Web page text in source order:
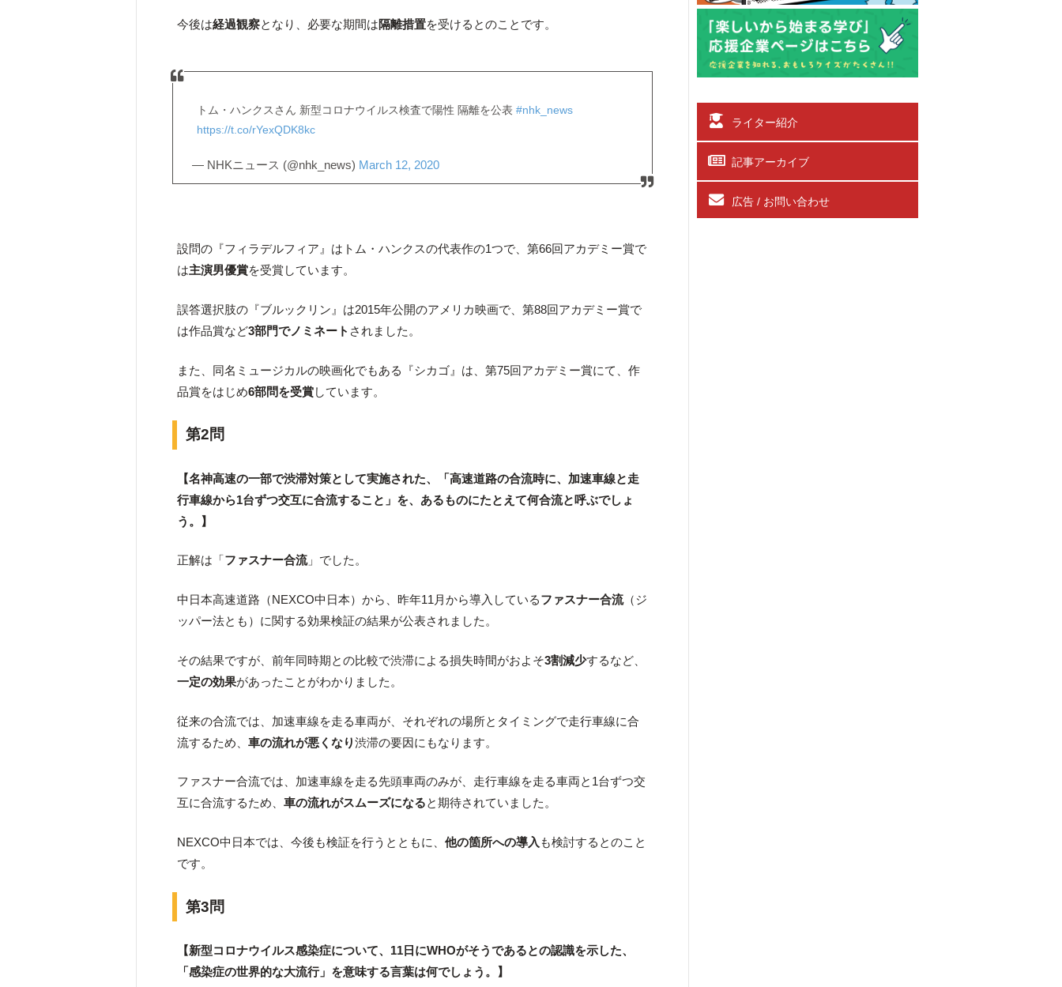
今後は経過観察となり、必要な期間は隔離措置を受けるとのことです。
トム・ハンクスさん 新型コロナウイルス検査で陽性 隔離を公表#nhk_news
https://t.co/rYexQDK8kc
— NHKニュース (@nhk_news) March 12, 2020
設問の『フィラデルフィア』はトム・ハンクスの代表作の1つで、第66回アカデミー賞で
は主演男優賞を受賞しています。
誤答選択肢の『ブルックリン』は2015年公開のアメリカ映画で、第88回アカデミー賞で
は作品賞など3部門でノミネート されました。
また、同名ミュージカルの映画化でもある『シカゴ』は、第75回アカデミー賞にて、作
品賞をはじめ6部問を受賞しています。
第2問
【名神高速の一部で渋滞対策として実施された、「高速道路の合流時に、加速車線と走
行車線から1台ずつ交互に合流すること」を、あるものにたとえて何合流と呼ぶでしょ
う。】
正解は「ファスナー合流」でした。
中日本高速道路（NEXCO中日本）から、昨年11月から導入しているファスナー合流（ジ
ッパー法とも）に関する効果検証の結果が公表されました。
その結果ですが、前年同時期との比較で渋滞による損失時間がおよそ3割減少するなど、
一定の効果があったことがわかりました。
従来の合流では、加速車線を走る車両が、それぞれの場所とタイミングで走行車線に合
流するため、車の流れが悪くなり渋滞の要因にもなります。
ファスナー合流では、加速車線を走る先頭車両のみが、走行車線を走る車両と1台ずつ交
互に合流するため、車の流れがスムーズになると期待されていました。
NEXCO中日本では、今後も検証を行うとともに、他の箇所への導入 も検討するとのこと
です。
第3問
【新型コロナウイルス感染症について、11日にWHOがそうであるとの認識を示した、
「感染症の世界的な大流行」を意味する言葉は何でしょう。】
ライター紹介
記事アーカイブ
広告 / お問い合わせ